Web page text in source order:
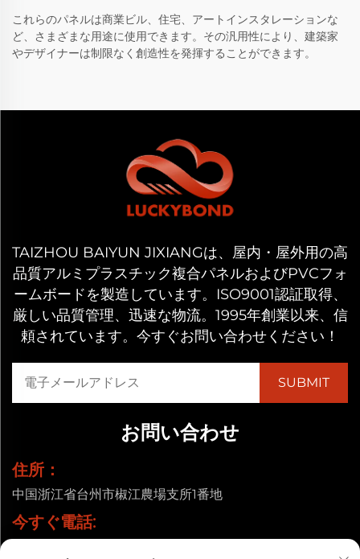
これらのパネルは商業ビル、住宅、アートインスタレーションな
ど、さまざまな用途に使用できます。その汎用性により、建築家
やデザイナーは制限なく創造性を発揮することができます。
TAIZHOU BAIYUN JIXIANGは、屋内・屋外用の高
品質アルミプラスチック複合パネルおよびPVCフォ
ームボードを製造しています。ISO9001認証取得、
厳しい品質管理、迅速な物流。1995年創業以来、信
頼されています。今すぐお問い合わせください！
お問い合わせ
住所：
中国浙江省台州市椒江農場支所1番地
今すぐ電話: